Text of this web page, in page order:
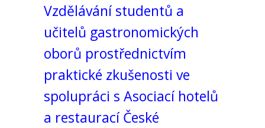
Vzdělávání studentů a
učitelů gastronomických
oborů prostřednictvím
praktické zkušenosti ve
spolupráci s Asociací hotelů
a restaurací České